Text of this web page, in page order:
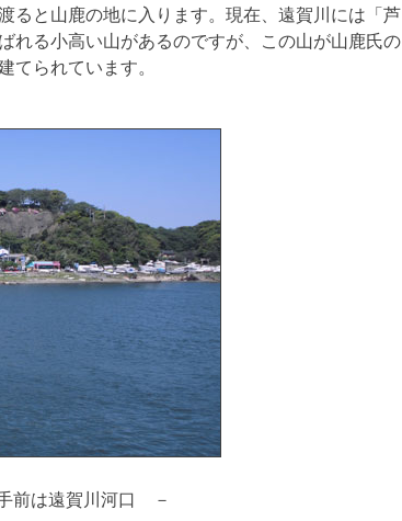
ると山鹿の地に入ります。現在、遠賀川には「芦
れる小高い山があるのですが、この山が山鹿氏の
られています。
前は遠賀川河口 －